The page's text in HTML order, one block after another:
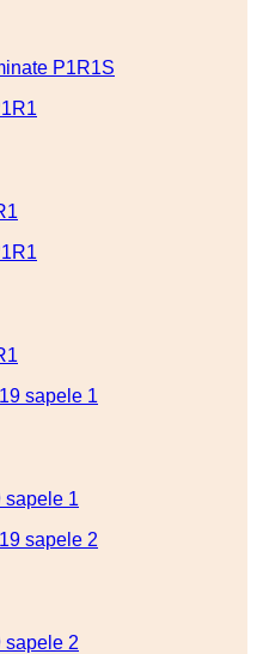
P1R1S
sapele 1
sapele 2